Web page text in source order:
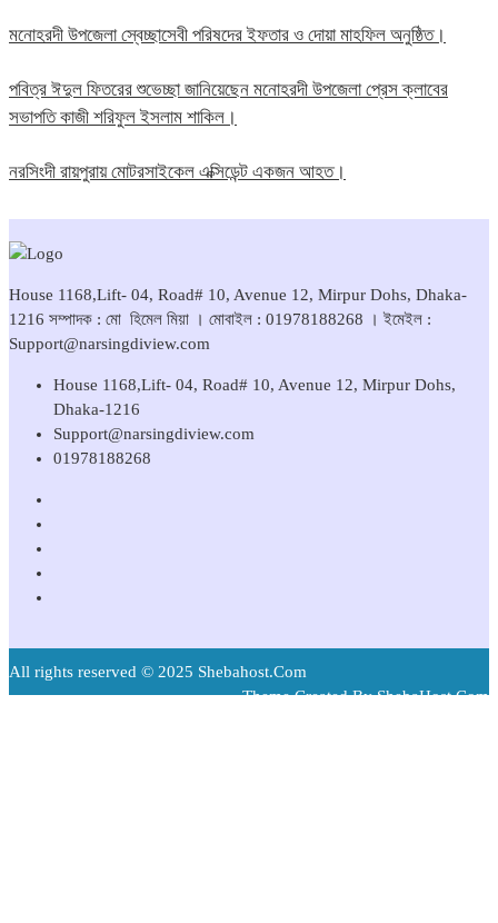
মনোহরদী উপজেলা স্বেচ্ছাসেবী পরিষদের ইফতার ও দোয়া মাহফিল অনুষ্ঠিত।
পবিত্র ঈদুল ফিতরের শুভেচ্ছা জানিয়েছেন মনোহরদী উপজেলা প্রেস ক্লাবের
সভাপতি কাজী শরিফুল ইসলাম শাকিল।
নরসিংদী রায়পুরায় মোটরসাইকেল এক্সিডেন্ট একজন আহত।
House 1168,Lift- 04, Road# 10, Avenue 12, Mirpur Dohs, Dhaka-
1216 সম্পাদক : মো হিমেল মিয়া । মোবাইল : 01978188268 । ইমেইল :
Support@narsingdiview.com
House 1168,Lift- 04, Road# 10, Avenue 12, Mirpur Dohs,
Dhaka-1216
Support@narsingdiview.com
01978188268
All rights reserved © 2025 Shebahost.Com
Theme Created By ShebaHost.Com